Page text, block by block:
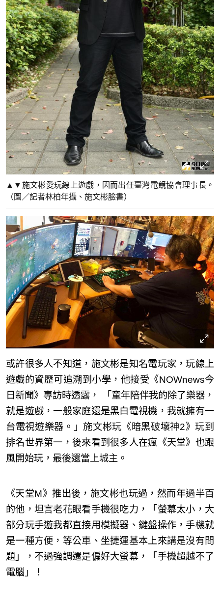
▲▼施文彬愛玩線上遊戲，因而出任臺灣電競協會理事長。
（圖／記者林柏年攝、施文彬臉書）
或許很多人不知道，施文彬是知名電玩家，玩線上
遊戲的資歷可追溯到小學，他接受《NOWnews今
日新聞》專訪時透露， 「童年陪伴我的除了樂器，
就是遊戲，一般家庭還是黑白電視機，我就擁有一
台電視遊樂器。」施文彬玩《暗黑破壞神2》玩到
排名世界第一，後來看到很多人在瘋《天堂》也跟
風開始玩，最後還當上城主。
《天堂M》推出後，施文彬也玩過，然而年過半百
的他，坦言老花眼看手機很吃力，「螢幕太小，大
部分玩手遊我都直接用模擬器、鍵盤操作，手機就
是一種方便，等公車、坐捷運基本上來講是沒有問
題」，不過強調還是偏好大螢幕，「手機超越不了
電腦」！